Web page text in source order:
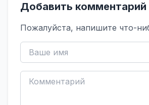
Добавить комментарий
Пожалуйста, напишите что-